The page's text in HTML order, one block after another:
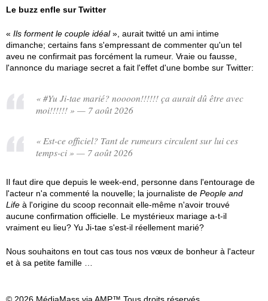
Le buzz enfle sur Twitter
« Ils forment le couple idéal», aurait twitté un ami intime
dimanche; certains fans s'empressant de commenter qu'un tel
aveu ne confirmait pas forcément la rumeur. Vraie ou fausse,
l'annonce du mariage secret a fait l'effet d'une bombe sur Twitter:
« #Yu Ji-tae marié? noooon!!!!!! ça aurait dû être avec
moi!!!!!! » — 7 août 2026
« Est-ce officiel? Tant de rumeurs circulent sur lui ces
temps-ci » — 7 août 2026
Il faut dire que depuis le week-end, personne dans l'entourage de
l'acteur n'a commenté la nouvelle; la journaliste de People and
Life à l'origine du scoop reconnait elle-même n'avoir trouvé
aucune confirmation officielle. Le mystérieux mariage a-t-il
vraiment eu lieu? Yu Ji-tae s'est-il réellement marié?
Nous souhaitons en tout cas tous nos vœux de bonheur à l'acteur
et à sa petite famille …